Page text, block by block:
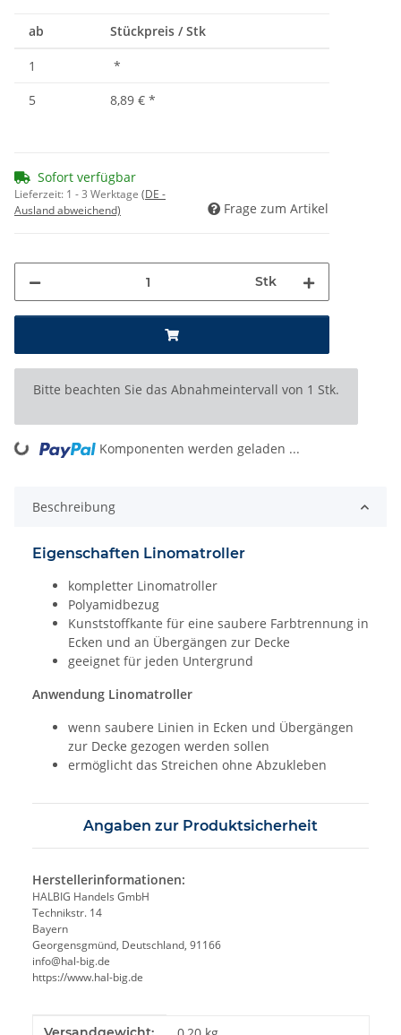
ab Stückpreis / Stk
1
*
5
8,89 € *
Sofort verfügbar
Lieferzeit: 1 - 3 Werktage (DE -
Ausland abweichend)
Frage zum Artikel
Stk
x
Bitte beachten Sie das Abnahmeintervall von 1 Stk.
Loading... Komponenten werden geladen ...
Beschreibung
Eigenschaften Linomatroller
kompletter Linomatroller
Polyamidbezug
Kunststoffkante für eine saubere Farbtrennung in
Ecken und an Übergängen zur Decke
geeignet für jeden Untergrund
Anwendung Linomatroller
wenn saubere Linien in Ecken und Übergängen
zur Decke gezogen werden sollen
ermöglicht das Streichen ohne Abzukleben
Angaben zur Produktsicherheit
Herstellerinformationen:
HALBIG Handels GmbH
Technikstr. 14
Bayern
Georgensgmünd, Deutschland, 91166
info@hal-big.de
https://www.hal-big.de
Produkteigenschaft
Wert